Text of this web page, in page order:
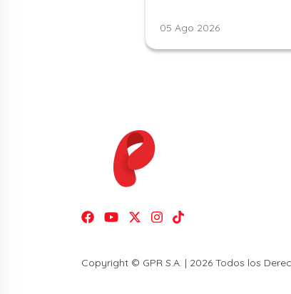
05 Ago 2026
Copyright © GPR S.A. | 2026 Todos los